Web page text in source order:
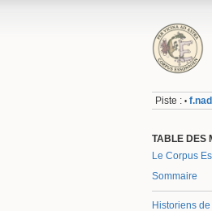
Piste : •
TABLE DES
Le Corpus
Sommaire
Historiens